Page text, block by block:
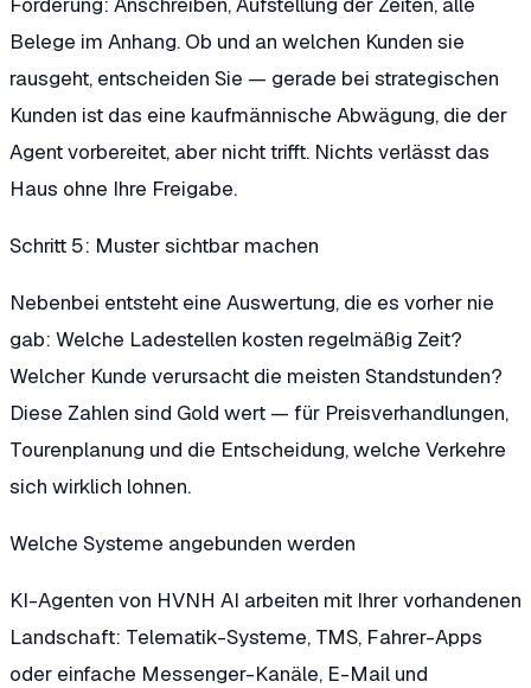
Belege im Anhang. Ob und an welchen Kunden sie
rausgeht, entscheiden Sie — gerade bei strategischen
Kunden ist das eine kaufmännische Abwägung, die der
Agent vorbereitet, aber nicht trifft. Nichts verlässt das
Haus ohne Ihre Freigabe.
Schritt 5: Muster sichtbar machen
Nebenbei entsteht eine Auswertung, die es vorher nie
gab: Welche Ladestellen kosten regelmäßig Zeit?
Welcher Kunde verursacht die meisten Standstunden?
Diese Zahlen sind Gold wert — für Preisverhandlungen,
Tourenplanung und die Entscheidung, welche Verkehre
sich wirklich lohnen.
Welche Systeme angebunden werden
KI-Agenten von HVNH AI arbeiten mit Ihrer vorhandenen
Landschaft: Telematik-Systeme, TMS, Fahrer-Apps
oder einfache Messenger-Kanäle, E-Mail und